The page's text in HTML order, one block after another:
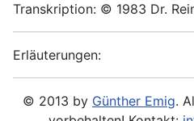
Transkription: © 1983 Dr.
Erläuterungen:
© 2013 by Günther Emig.